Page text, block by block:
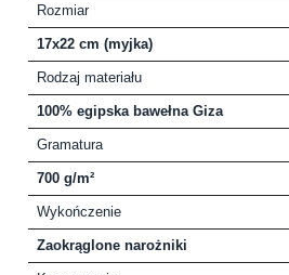
Rozmiar
17x22 cm (myjka)
Rodzaj materiału
100% egipska bawełna Giza
Gramatura
700 g/m²
Wykończenie
Zaokrąglone narożniki